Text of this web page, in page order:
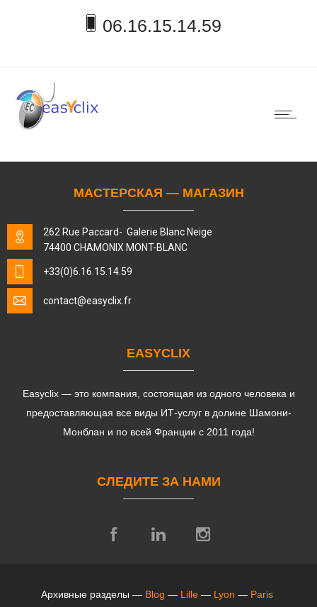
06.16.15.14.59
МАСТЕРСКАЯ — МАГАЗИН
262 Rue Paccard- Galerie Blanc Neige
74400 CHAMONIX MONT-BLANC
+33(0)6.16.15.14.59
contact@easyclix.fr
EASYCLIX
Easyclix — это компания, состоящая из одного человека и
предоставляющая все виды ИТ-услуг в долине Шамони-
Монблан и по всей Франции с 2011 года!
СЛЕДИТЕ ЗА НАМИ
Архивные разделы — Blog — Lille — Lyon — Paris